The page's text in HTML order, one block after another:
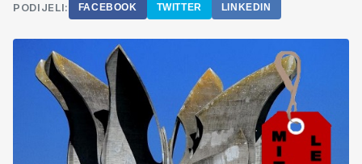
PODIJELI: FACEBOOK TWITTER LINKEDIN